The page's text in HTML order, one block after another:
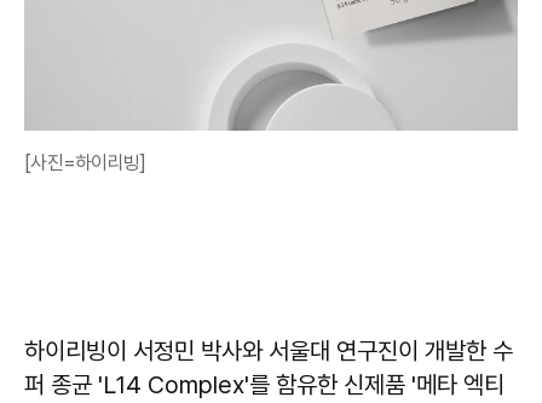
[사진=하이리빙]
하이리빙이 서정민 박사와 서울대 연구진이 개발한 수
퍼 종균 'L14 Complex'를 함유한 신제품 '메타 엑티